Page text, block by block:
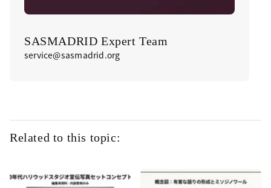
SASMADRID Expert Team
service@sasmadrid.org
Related to this topic: